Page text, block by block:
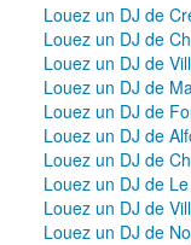
Louez un DJ de
Louez un DJ de
Louez un DJ de
Louez un DJ de
Louez un DJ de
Louez un DJ de
Louez un DJ de
Louez un DJ de
Louez un DJ de
Louez un DJ de